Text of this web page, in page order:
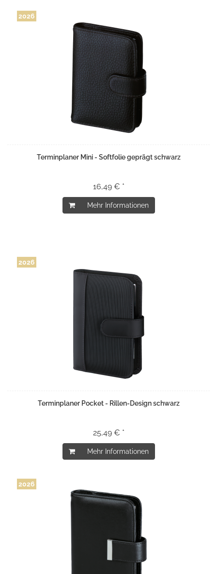
2026
Terminplaner Mini - Softfolie geprägt schwarz
16,49 € *
Mehr Informationen
2026
Terminplaner Pocket - Rillen-Design schwarz
25,49 € *
Mehr Informationen
2026